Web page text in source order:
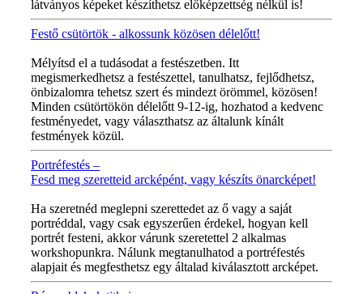
látványos képeket készíthetsz előképzettség nélkül is!
Festő csütörtök - alkossunk közösen délelőtt!
Mélyítsd el a tudásodat a festészetben. Itt
megismerkedhetsz a festészettel, tanulhatsz, fejlődhetsz,
önbizalomra tehetsz szert és mindezt örömmel, közösen!
Minden csütörtökön délelőtt 9-12-ig, hozhatod a kedvenc
festményedet, vagy választhatsz az általunk kínált
festmények közül.
Portréfestés –
Fesd meg szeretteid arcképént, vagy készíts önarcképet!
Ha szeretnéd meglepni szerettedet az ő vagy a saját
portréddal, vagy csak egyszerűen érdekel, hogyan kell
portrét festeni, akkor várunk szeretettel 2 alkalmas
workshopunkra. Nálunk megtanulhatod a portréfestés
alapjait és megfesthetsz egy általad kiválasztott arcképet.